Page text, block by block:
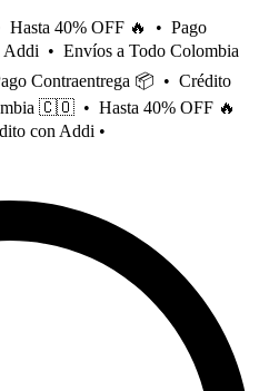
40% OFF 🔥 • Pago
• Envíos a Todo Colombia
Contraentrega 📦 • Crédito
🇨🇴 • Hasta 40% OFF 🔥
con Addi •